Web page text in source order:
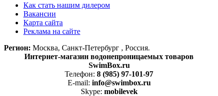
Как стать нашим дилером
Вакансии
Карта сайта
Реклама на сайте
Регион: Москва, Санкт-Петербург , Россия.
Интернет-магазин водонепроницаемых товаров
SwimBox.ru
Телефон: 8 (985) 97-101-97
E-mail: info@swimbox.ru
Skype: mobilevek